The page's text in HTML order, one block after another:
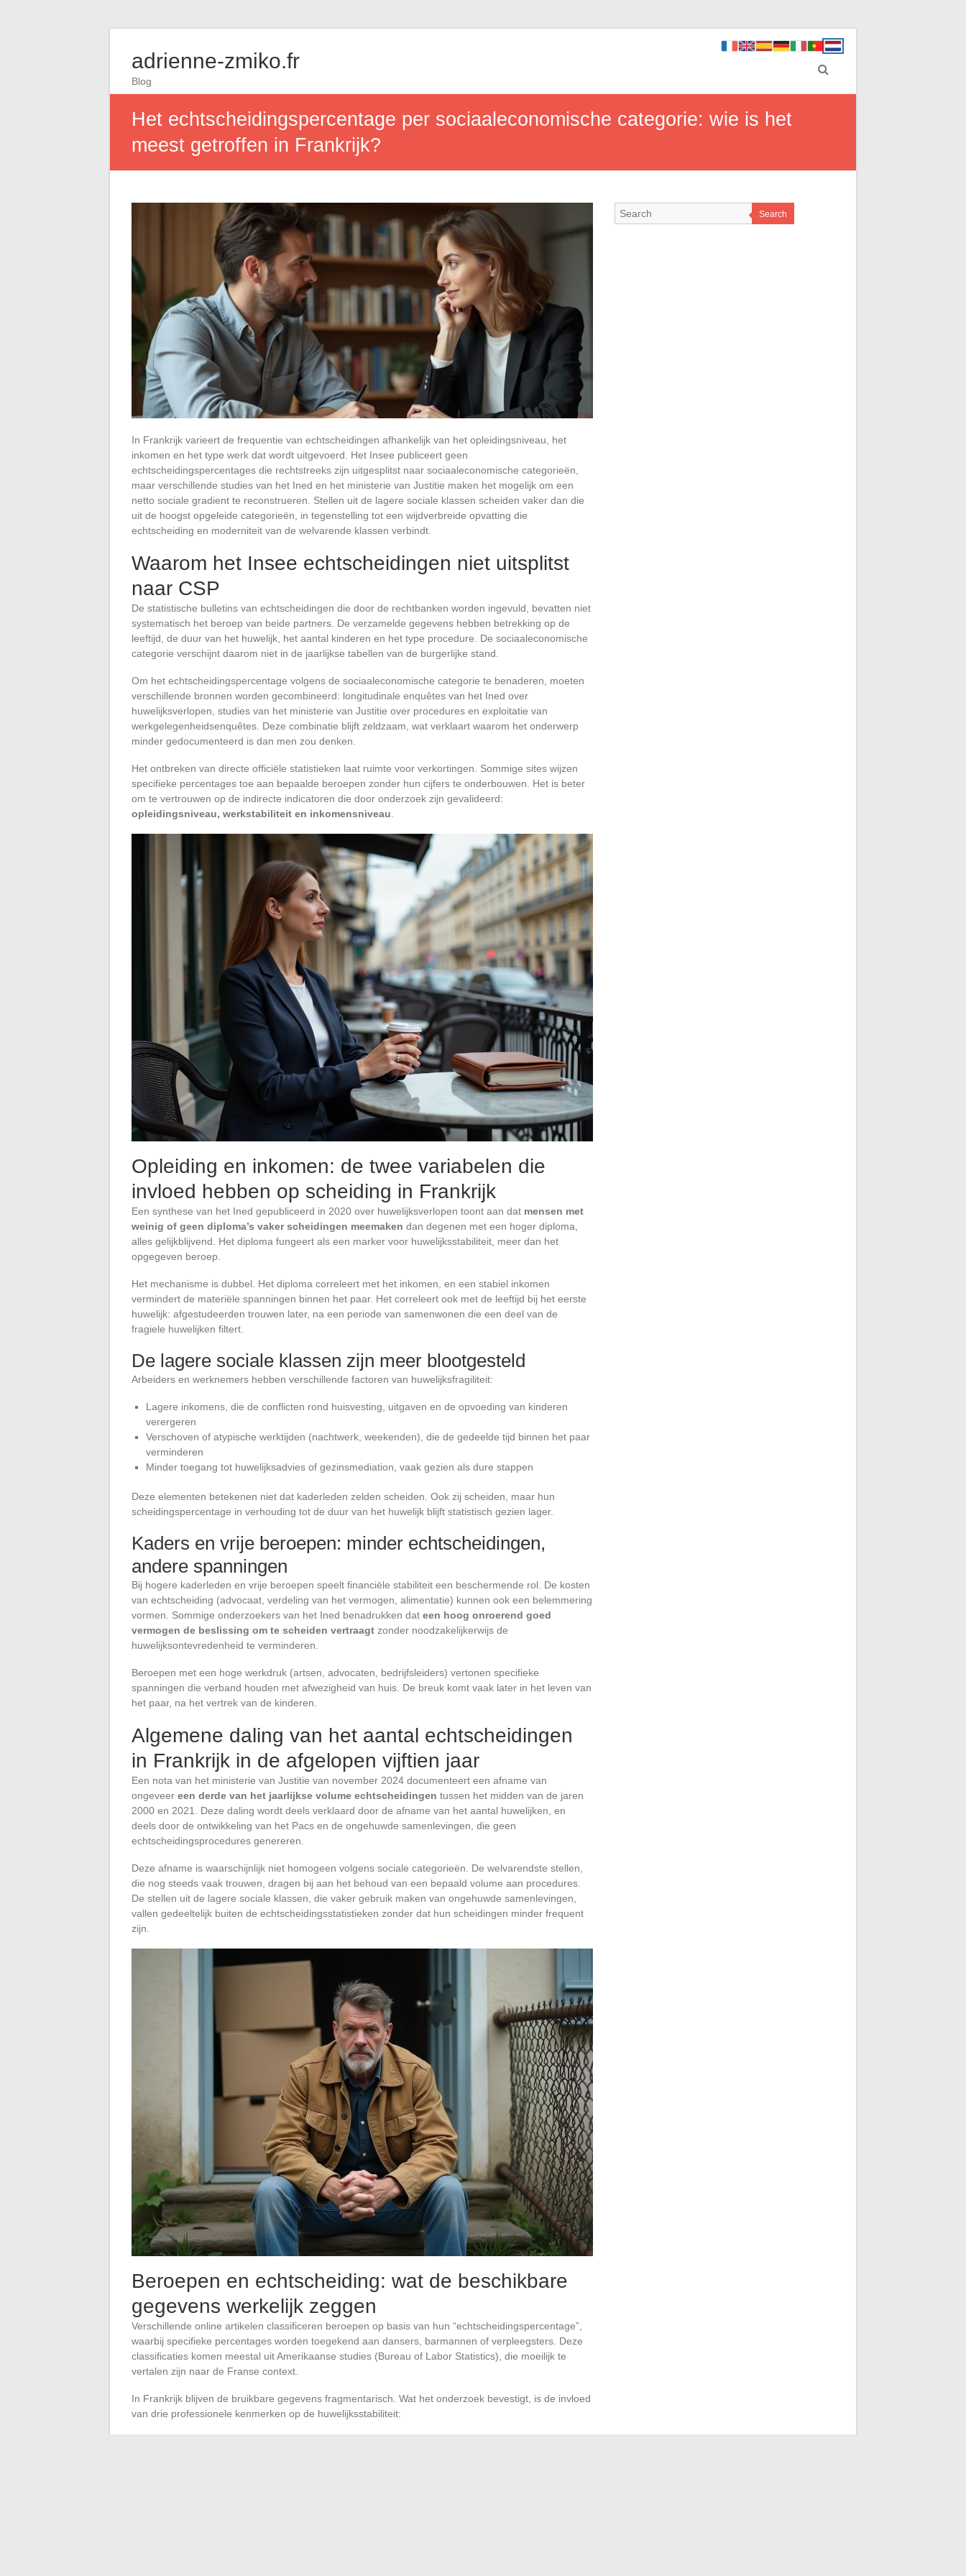
adrienne-zmiko.fr
Blog
Het echtscheidingspercentage per sociaaleconomische categorie: wie is het
meest getroffen in Frankrijk?
In Frankrijk varieert de frequentie van echtscheidingen afhankelijk van het opleidingsniveau, het
inkomen en het type werk dat wordt uitgevoerd. Het Insee publiceert geen
echtscheidingspercentages die rechtstreeks zijn uitgesplitst naar sociaaleconomische categorieën,
maar verschillende studies van het Ined en het ministerie van Justitie maken het mogelijk om een
netto sociale gradient te reconstrueren. Stellen uit de lagere sociale klassen scheiden vaker dan die
uit de hoogst opgeleide categorieën, in tegenstelling tot een wijdverbreide opvatting die
echtscheiding en moderniteit van de welvarende klassen verbindt.
Waarom het Insee echtscheidingen niet uitsplitst
naar CSP
De statistische bulletins van echtscheidingen die door de rechtbanken worden ingevuld, bevatten niet
systematisch het beroep van beide partners. De verzamelde gegevens hebben betrekking op de
leeftijd, de duur van het huwelijk, het aantal kinderen en het type procedure. De sociaaleconomische
categorie verschijnt daarom niet in de jaarlijkse tabellen van de burgerlijke stand.
Om het echtscheidingspercentage volgens de sociaaleconomische categorie te benaderen, moeten
verschillende bronnen worden gecombineerd: longitudinale enquêtes van het Ined over
huwelijksverlopen, studies van het ministerie van Justitie over procedures en exploitatie van
werkgelegenheidsenquêtes. Deze combinatie blijft zeldzaam, wat verklaart waarom het onderwerp
minder gedocumenteerd is dan men zou denken.
Het ontbreken van directe officiële statistieken laat ruimte voor verkortingen. Sommige sites wijzen
specifieke percentages toe aan bepaalde beroepen zonder hun cijfers te onderbouwen. Het is beter
om te vertrouwen op de indirecte indicatoren die door onderzoek zijn gevalideerd:
opleidingsniveau, werkstabiliteit en inkomensniveau
Opleiding en inkomen: de twee variabelen die
invloed hebben op scheiding in Frankrijk
Een synthese van het Ined gepubliceerd in 2020 over huwelijksverlopen toont aan dat mensen met
weinig of geen diploma’s vaker scheidingen meemaken dan degenen met een hoger diploma,
alles gelijkblijvend. Het diploma fungeert als een marker voor huwelijksstabiliteit, meer dan het
opgegeven beroep.
Het mechanisme is dubbel. Het diploma correleert met het inkomen, en een stabiel inkomen
vermindert de materiële spanningen binnen het paar. Het correleert ook met de leeftijd bij het eerste
huwelijk: afgestudeerden trouwen later, na een periode van samenwonen die een deel van de
fragiele huwelijken filtert.
De lagere sociale klassen zijn meer blootgesteld
Arbeiders en werknemers hebben verschillende factoren van huwelijksfragiliteit:
Lagere inkomens, die de conflicten rond huisvesting, uitgaven en de opvoeding van kinderen
verergeren
Verschoven of atypische werktijden (nachtwerk, weekenden), die de gedeelde tijd binnen het paar
verminderen
Minder toegang tot huwelijksadvies of gezinsmediation, vaak gezien als dure stappen
Deze elementen betekenen niet dat kaderleden zelden scheiden. Ook zij scheiden, maar hun
scheidingspercentage in verhouding tot de duur van het huwelijk blijft statistisch gezien lager.
Kaders en vrije beroepen: minder echtscheidingen,
andere spanningen
Bij hogere kaderleden en vrije beroepen speelt financiële stabiliteit een beschermende rol. De kosten
van echtscheiding (advocaat, verdeling van het vermogen, alimentatie) kunnen ook een belemmering
vormen. Sommige onderzoekers van het Ined benadrukken dat een hoog onroerend goed
vermogen de beslissing om te scheiden vertraagt zonder noodzakelijkerwijs de
huwelijksontevredenheid te verminderen.
Beroepen met een hoge werkdruk (artsen, advocaten, bedrijfsleiders) vertonen specifieke
spanningen die verband houden met afwezigheid van huis. De breuk komt vaak later in het leven van
het paar, na het vertrek van de kinderen.
Algemene daling van het aantal echtscheidingen
in Frankrijk in de afgelopen vijftien jaar
Een nota van het ministerie van Justitie van november 2024 documenteert een afname van
ongeveer een derde van het jaarlijkse volume echtscheidingen tussen het midden van de jaren
2000 en 2021. Deze daling wordt deels verklaard door de afname van het aantal huwelijken, en
deels door de ontwikkeling van het Pacs en de ongehuwde samenlevingen, die geen
echtscheidingsprocedures genereren.
Deze afname is waarschijnlijk niet homogeen volgens sociale categorieën. De welvarendste stellen,
die nog steeds vaak trouwen, dragen bij aan het behoud van een bepaald volume aan procedures.
De stellen uit de lagere sociale klassen, die vaker gebruik maken van ongehuwde samenlevingen,
vallen gedeeltelijk buiten de echtscheidingsstatistieken zonder dat hun scheidingen minder frequent
zijn.
Beroepen en echtscheiding: wat de beschikbare
gegevens werkelijk zeggen
Verschillende online artikelen classificeren beroepen op basis van hun “echtscheidingspercentage”,
waarbij specifieke percentages worden toegekend aan dansers, barmannen of verpleegsters. Deze
classificaties komen meestal uit Amerikaanse studies (Bureau of Labor Statistics), die moeilijk te
vertalen zijn naar de Franse context.
In Frankrijk blijven de bruikbare gegevens fragmentarisch. Wat het onderzoek bevestigt, is de invloed
van drie professionele kenmerken op de huwelijksstabiliteit:
Search